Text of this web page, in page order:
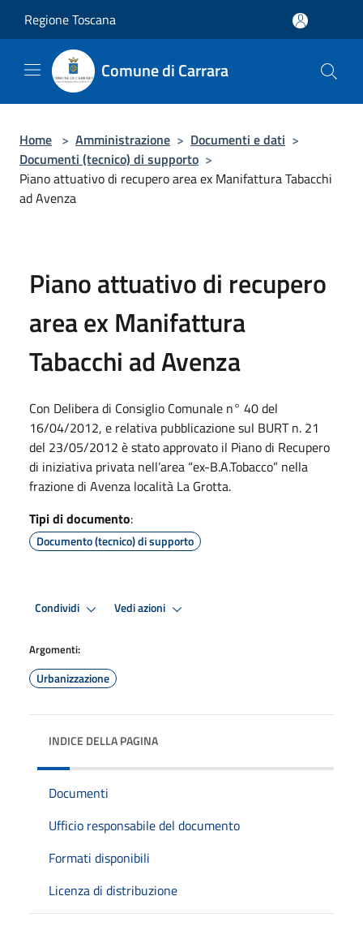
Regione Toscana
Comune di Carrara
Home > Amministrazione > Documenti e dati >
Documenti (tecnico) di supporto >
Piano attuativo di recupero area ex Manifattura Tabacchi
ad Avenza
Piano attuativo di recupero
area ex Manifattura
Tabacchi ad Avenza
Con Delibera di Consiglio Comunale n° 40 del
16/04/2012, e relativa pubblicazione sul BURT n. 21
del 23/05/2012 è stato approvato il Piano di Recupero
di iniziativa privata nell’area “ex-B.A.Tobacco” nella
frazione di Avenza località La Grotta.
Tipi di documento:
Documento (tecnico) di supporto
Condividi Vedi azioni
Argomenti:
Urbanizzazione
INDICE DELLA PAGINA
Documenti
Ufficio responsabile del documento
Formati disponibili
Licenza di distribuzione